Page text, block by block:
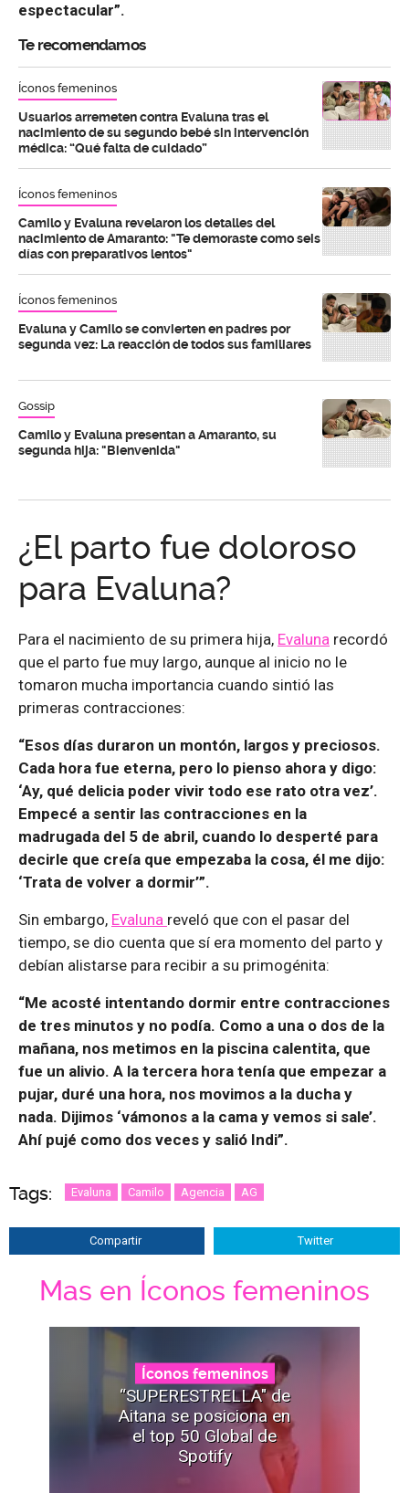
espectacular”.
Te recomendamos
Íconos femeninos
Usuarios arremeten contra Evaluna tras el
nacimiento de su segundo bebé sin intervención
médica: “Qué falta de cuidado”
Íconos femeninos
Camilo y Evaluna revelaron los detalles del
nacimiento de Amaranto: "Te demoraste como seis
días con preparativos lentos"
Íconos femeninos
Evaluna y Camilo se convierten en padres por
segunda vez: La reacción de todos sus familiares
Gossip
Camilo y Evaluna presentan a Amaranto, su
segunda hija: "Bienvenida"
¿El parto fue doloroso
para Evaluna?
Para el nacimiento de su primera hija, Evaluna recordó
que el parto fue muy largo, aunque al inicio no le
tomaron mucha importancia cuando sintió las
primeras contracciones:
“Esos días duraron un montón, largos y preciosos.
Cada hora fue eterna, pero lo pienso ahora y digo:
‘Ay, qué delicia poder vivir todo ese rato otra vez’.
Empecé a sentir las contracciones en la
madrugada del 5 de abril, cuando lo desperté para
decirle que creía que empezaba la cosa, él me dijo:
‘Trata de volver a dormir’”.
Sin embargo, Evaluna reveló que con el pasar del
tiempo, se dio cuenta que sí era momento del parto y
debían alistarse para recibir a su primogénita:
“Me acosté intentando dormir entre contracciones
de tres minutos y no podía. Como a una o dos de la
mañana, nos metimos en la piscina calentita, que
fue un alivio. A la tercera hora tenía que empezar a
pujar, duré una hora, nos movimos a la ducha y
nada. Dijimos ‘vámonos a la cama y vemos si sale’.
Ahí pujé como dos veces y salió Indi”.
Tags: Evaluna Camilo Agencia AG
Compartir Twitter
Mas en Íconos femeninos
Íconos femeninos
“SUPERESTRELLA" de
Aitana se posiciona en
el top 50 Global de
Spotify